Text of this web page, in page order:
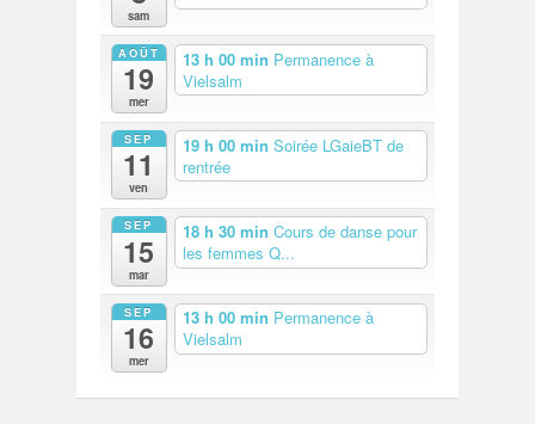
sam
AOÛT
19
mer
13 h 00 min Permanence à
Vielsalm
SEP
11
ven
19 h 00 min Soirée LGaieBT de
rentrée
SEP
15
mar
18 h 30 min Cours de danse pour
les femmes Q...
SEP
16
mer
13 h 00 min Permanence à
Vielsalm